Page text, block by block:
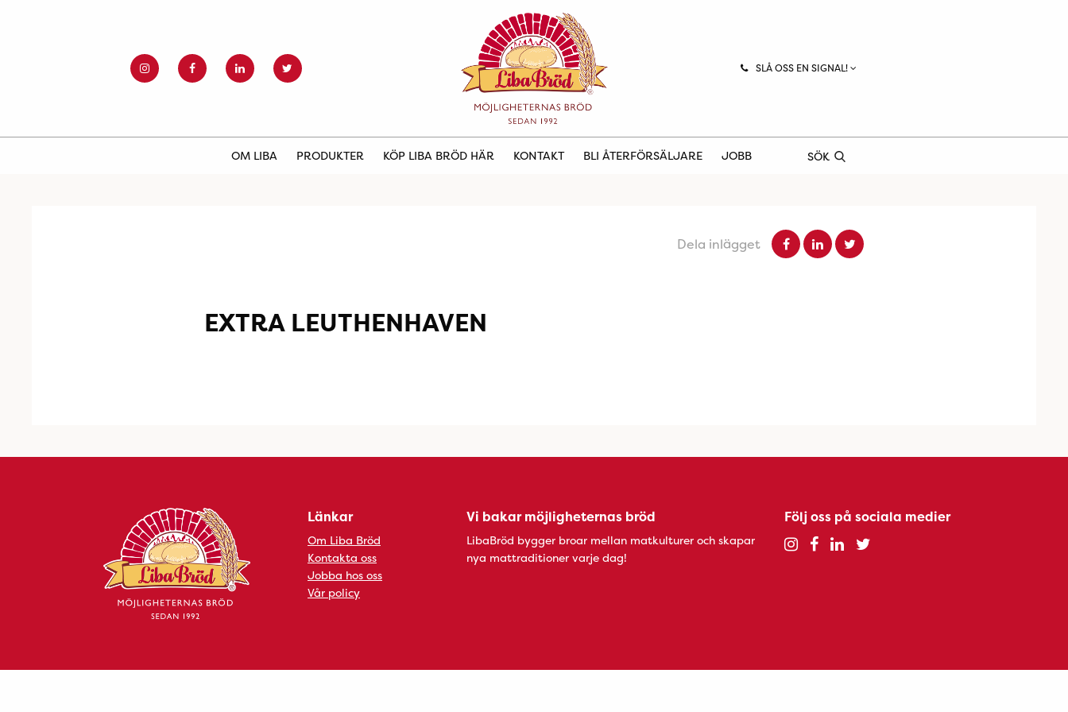
SLÅ OSS EN SIGNAL!
OM LIBA PRODUKTER KÖP LIBA BRÖD HÄR KONTAKT BLI ÅTERFÖRSÄLJARE JOBB SÖK
Dela inlägget
EXTRA LEUTHENHAVEN
Länkar
Om Liba Bröd
Kontakta oss
Jobba hos oss
Vår policy
Vi bakar möjligheternas bröd
LibaBröd bygger broar mellan matkulturer och skapar
nya mattraditioner varje dag!
Följ oss på sociala medier